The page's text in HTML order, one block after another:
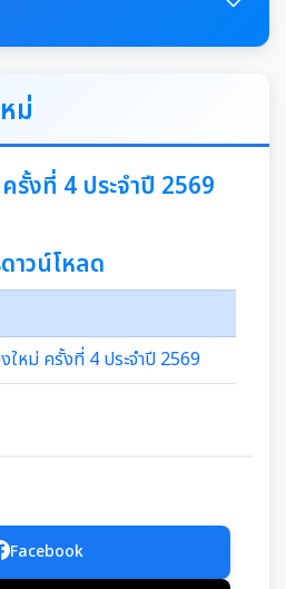
ทศมนตรีเมืองสุเทพ
บาล
นงานประจำปี
บัติงาน
มรู้
ม่
รั้งที่ 4 ประจำปี 2569
าวน์โหลด
ใหม่ ครั้งที่ 4 ประจำปี 2569
Facebook